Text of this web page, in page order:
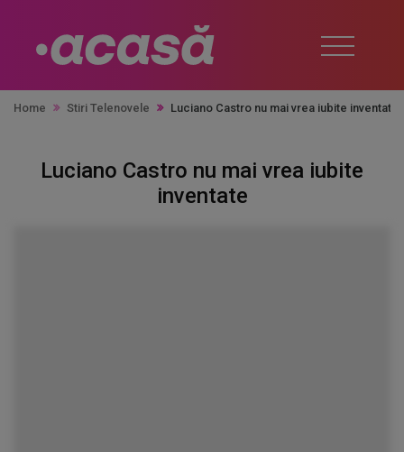
Home Stiri Telenovele Luciano Castro nu mai vrea iubite inventate
Luciano Castro nu mai vrea iubite
inventate